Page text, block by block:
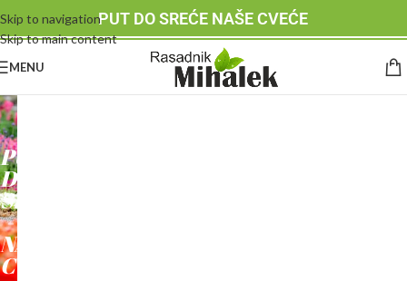
Skip to navigation
Skip to main content
PUT DO SREĆE NAŠE CVEĆE
MENU
RASADNIK
MIHALEK
PUT
DO
SREĆE
-
NAŠE
CVEĆE